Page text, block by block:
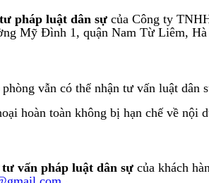
pháp luật dân sự của Công ty
Mỹ Đình 1, quận Nam Từ Liêm,
vẫn có thể nhận tư vấn luật dân
hoàn toàn không bị hạn chế về
vấn pháp luật dân sự của khách